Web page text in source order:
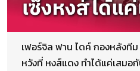
เฟอร์จิล ฟาน ไดค์ กองหลังที
หวังที่ หงส์แดง ทำได้แค่เสมอ